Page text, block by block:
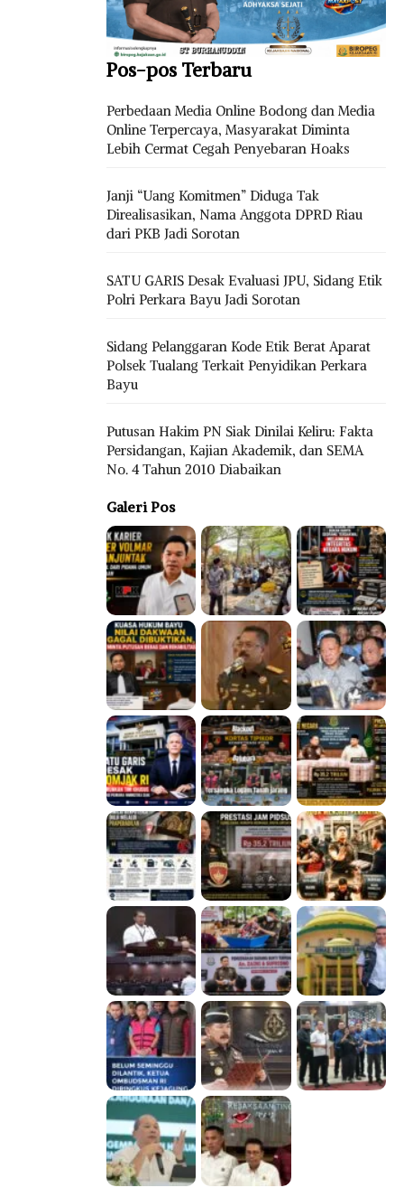
Pos-pos Terbaru
Perbedaan Media Online Bodong dan Media
Online Terpercaya, Masyarakat Diminta
Lebih Cermat Cegah Penyebaran Hoaks
Janji “Uang Komitmen” Diduga Tak
Direalisasikan, Nama Anggota DPRD Riau
dari PKB Jadi Sorotan
SATU GARIS Desak Evaluasi JPU, Sidang Etik
Polri Perkara Bayu Jadi Sorotan
Sidang Pelanggaran Kode Etik Berat Aparat
Polsek Tualang Terkait Penyidikan Perkara
Bayu
Putusan Hakim PN Siak Dinilai Keliru: Fakta
Persidangan, Kajian Akademik, dan SEMA
No. 4 Tahun 2010 Diabaikan
Galeri Pos